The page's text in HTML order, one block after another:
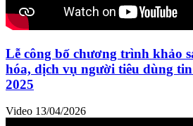
Lễ công bố chương trình khảo
hóa, dịch vụ người tiêu dùng
2025
Video 13/04/2026